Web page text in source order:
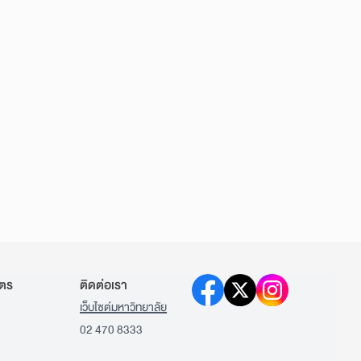
ร ติดต่อเรา
เว็บไซต์มหาวิทยาลัย
02 470 8333